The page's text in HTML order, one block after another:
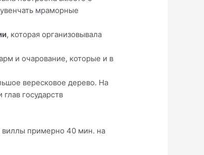
мраморные
, которая организовывала
и очарование, которые и в
вересковое дерево. На
государств
виллы примерно 40 мин. на